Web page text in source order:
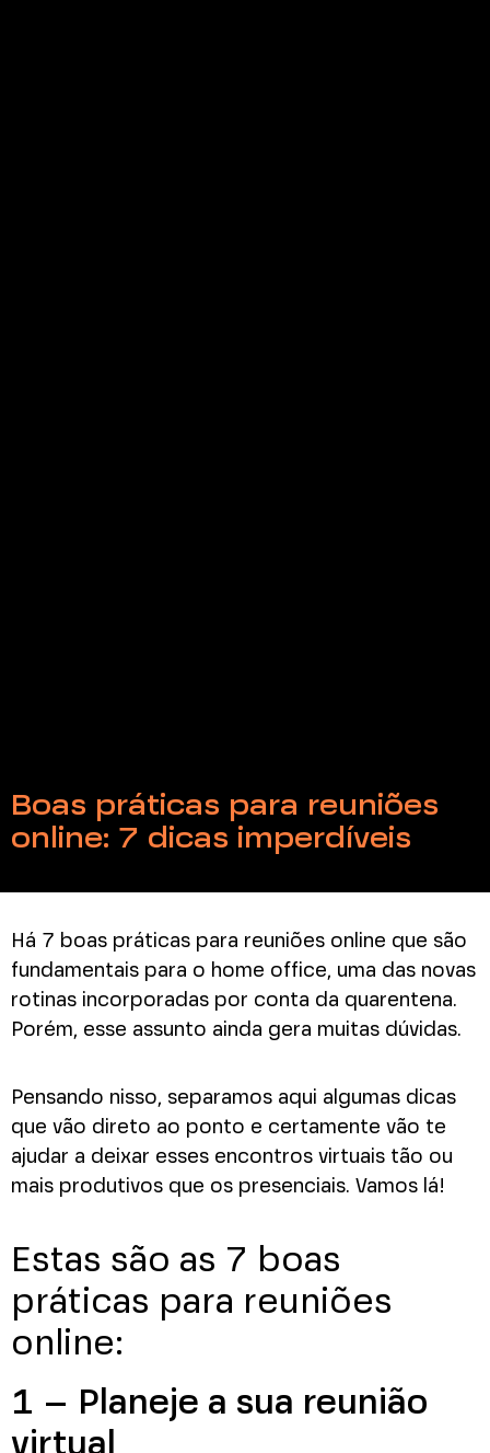
Boas práticas para reuniões
online: 7 dicas imperdíveis
Há 7 boas práticas para reuniões online que são
fundamentais para o home office, uma das novas
rotinas incorporadas por conta da quarentena.
Porém, esse assunto ainda gera muitas dúvidas.
Pensando nisso, separamos aqui algumas dicas
que vão direto ao ponto e certamente vão te
ajudar a deixar esses encontros virtuais tão ou
mais produtivos que os presenciais. Vamos lá!
Estas são as 7 boas
práticas para reuniões
online:
1 – Planeje a sua reunião
virtual